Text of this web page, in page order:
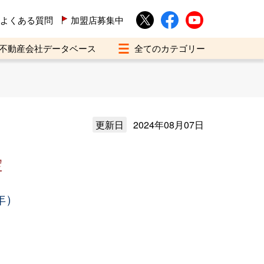
よくある質問 加盟店募集中
動産会社データベース
更新日 2024年08月07日